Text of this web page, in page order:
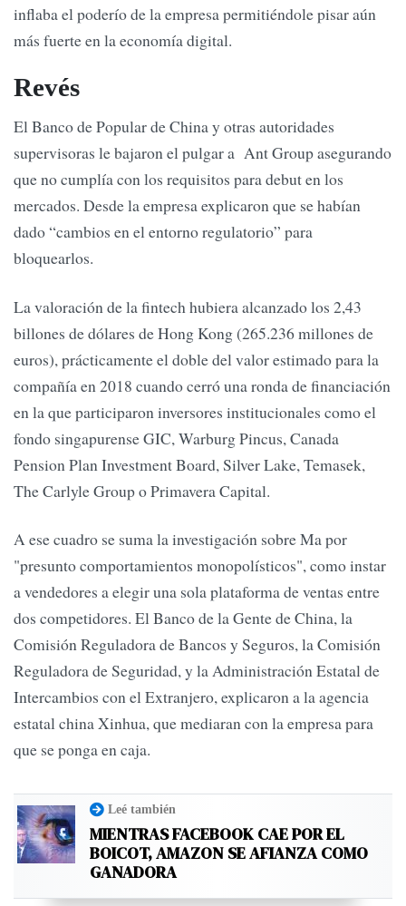
inflaba el poderío de la empresa permitiéndole pisar aún
más fuerte en la economía digital.
Revés
El Banco de Popular de China y otras autoridades
supervisoras le bajaron el pulgar a Ant Group asegurando
que no cumplía con los requisitos para debut en los
mercados. Desde la empresa explicaron que se habían
dado “cambios en el entorno regulatorio” para
bloquearlos.
La valoración de la fintech hubiera alcanzado los 2,43
billones de dólares de Hong Kong (265.236 millones de
euros), prácticamente el doble del valor estimado para la
compañía en 2018 cuando cerró una ronda de financiación
en la que participaron inversores institucionales como el
fondo singapurense GIC, Warburg Pincus, Canada
Pension Plan Investment Board, Silver Lake, Temasek,
The Carlyle Group o Primavera Capital.
A ese cuadro se suma la investigación sobre Ma por
"presunto comportamientos monopolísticos", como instar
a vendedores a elegir una sola plataforma de ventas entre
dos competidores. El Banco de la Gente de China, la
Comisión Reguladora de Bancos y Seguros, la Comisión
Reguladora de Seguridad, y la Administración Estatal de
Intercambios con el Extranjero, explicaron a la agencia
estatal china Xinhua, que mediaran con la empresa para
que se ponga en caja.
Leé también
MIENTRAS FACEBOOK CAE POR EL
BOICOT, AMAZON SE AFIANZA COMO
GANADORA